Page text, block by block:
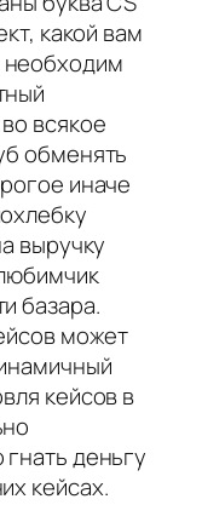
какой вам
всякое
обменять
иначе
выручку
базара.
может
кейсов в
деньгу
кейсах.